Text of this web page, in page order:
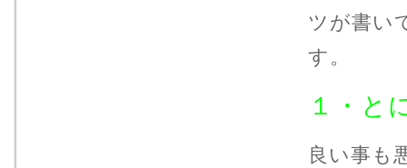
ツが書い
す。
１・と
良い事も